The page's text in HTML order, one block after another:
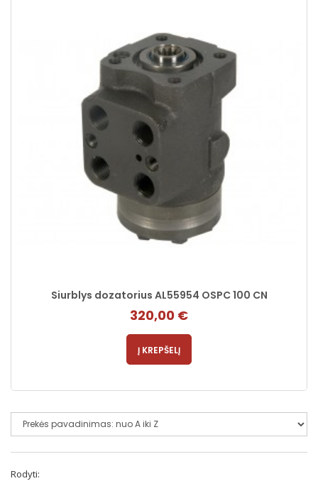
Siurblys dozatorius AL55954 OSPC 100 CN
320,00 €
Į KREPŠELĮ
Rodyti: